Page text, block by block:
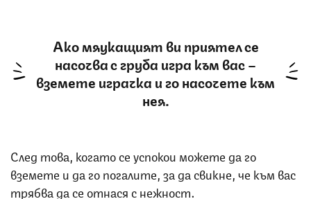
Ако мяукащият ви приятел се
насочва с груба игра към вас –
вземете играчка и го насочете към
нея.
След това, когато се успокои можете да го
вземете и да го погалите, за да свикне, че към вас
трябва да се отнася с нежност.